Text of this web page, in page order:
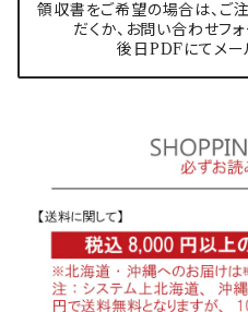
領収書をご希望の場合は、ご
だくか、お問い合わせフ
後日PDFにてメー